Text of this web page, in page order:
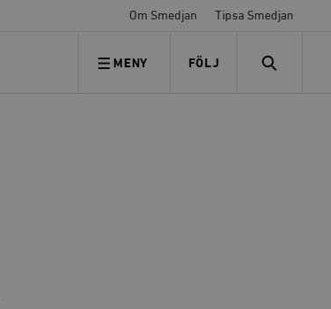
Om Smedjan Tipsa Smedjan
MENY FÖLJ
FÖLJ OSS SEARCH